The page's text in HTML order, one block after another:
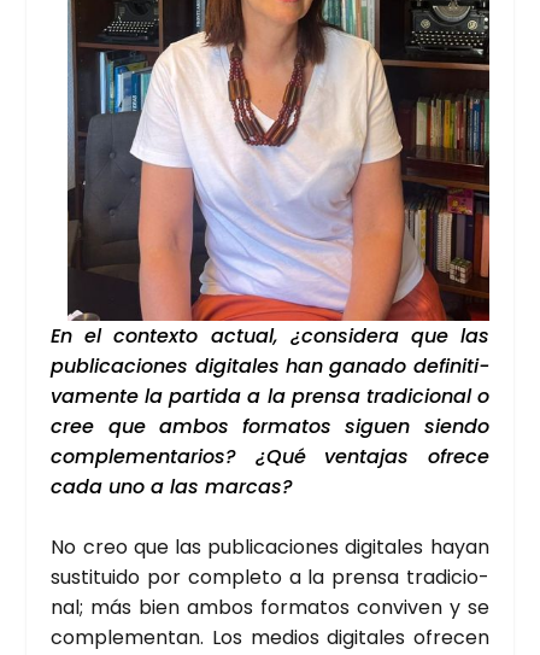
En el con­tex­to actual, ¿con­si­de­ra que las
publi­ca­cio­nes digi­ta­les han gana­do defi­ni­ti­
va­men­te la par­ti­da a la pren­sa tra­di­cio­nal o
cree que ambos for­ma­tos siguen sien­do
com­ple­men­ta­rios? ¿Qué ven­ta­jas ofre­ce
cada uno a las mar­cas?
No creo que las publi­ca­cio­nes digi­ta­les hayan
sus­ti­tui­do por com­ple­to a la pren­sa tra­di­cio­
nal; más bien ambos for­ma­tos con­vi­ven y se
com­ple­men­tan. Los medios digi­ta­les ofre­cen